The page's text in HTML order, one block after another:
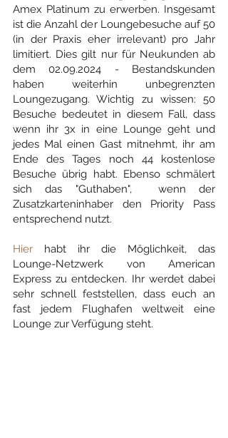
Amex Platinum zu erwerben. Insgesamt
ist die Anzahl der Loungebesuche auf 50
(in der Praxis eher irrelevant) pro Jahr
limitiert. Dies gilt nur für Neukunden ab
dem 02.09.2024 - Bestandskunden
haben weiterhin unbegrenzten
Loungezugang. Wichtig zu wissen: 50
Besuche bedeutet in diesem Fall, dass
wenn ihr 3x in eine Lounge geht und
jedes Mal einen Gast mitnehmt, ihr am
Ende des Tages noch 44 kostenlose
Besuche übrig habt. Ebenso schmälert
sich das "Guthaben",  wenn der
Zusatzkarteninhaber den Priority Pass
entsprechend nutzt.
Hier
habt ihr die Möglichkeit, das
Lounge-Netzwerk von American
Express zu entdecken. Ihr werdet dabei
sehr schnell feststellen, dass euch an
fast jedem Flughafen weltweit eine
Lounge zur Verfügung steht.